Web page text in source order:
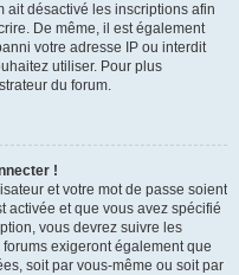
ait désactivé les inscriptions afin
De même, il est également
votre adresse IP ou interdit
utiliser. Pour plus
du forum.
!
et votre mot de passe soient
activée et que vous avez spécifié
vous devrez suivre les
exigeront également que
soit par vous-même ou soit par